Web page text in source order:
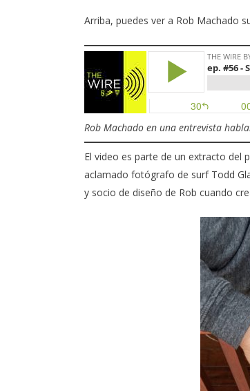
Arriba, puedes ver a Rob Machado
Rob Machado en una entrevista
El video es parte de un extracto del
aclamado fotógrafo de surf Todd
y socio de diseño de Rob cuando